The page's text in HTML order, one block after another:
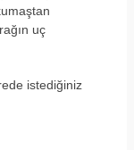
uç
istediğiniz